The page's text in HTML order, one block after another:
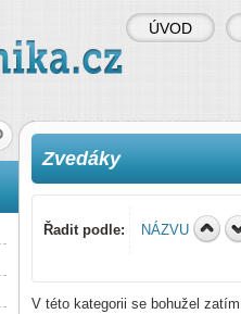
Zvedáky
Řadit podle: NÁZVU
V této kategorii se bohužel
ÚVOD